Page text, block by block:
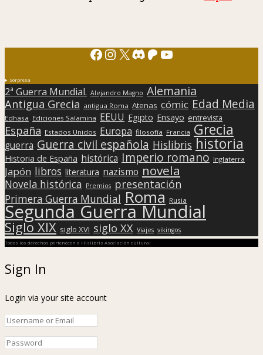
Facebook
Instagram
X Discord
Patreon
YouTube
Sorpresa
2ª Guerra Mundial. Alejandro Magno Alemania
Antigua Grecia antigua Roma Atenas cómic Edad Media
Edhasa Ediciones Salamina EEUU Egipto Ensayo entrevista
España Estados Unidos Europa filosofía Francia Grecia
guerra Guerra civil española Hislibris historia
Historia de España histórica Imperio romano Inglaterra
Japón libros literatura nazismo novela
Novela histórica Premios presentación
Primera Guerra Mundial Roma Rusia
Segunda Guerra Mundial
Siglo XIX siglo XVI siglo XX Viajes vikingos
Todos los derechos pertenecen a Hislibris Asociación cultural
Sign In
Login via your site account